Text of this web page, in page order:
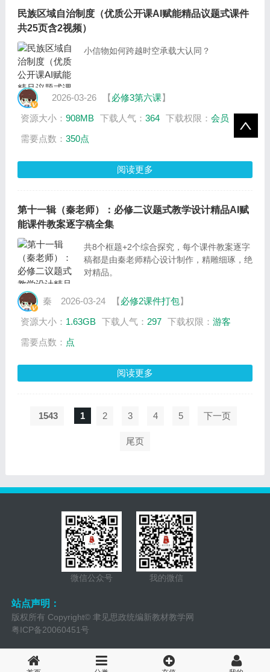
民族区域自治制度（优质公开课AI赋能精品议题式课件
共25页含2视频）
小信物如何跨越时空承载大认同？
2026-03-26 【必修3第六课】
资源大小： 908MB 下载人气： 364 下载权限： 会员
需要点数： 350点
阅读更多
第十一辑（秦老师）：必修二议题式教学设计精品AI赋
能课件教案逐字稿全集
共8个框题+2个综合探究，每个课件教案逐字
稿都是由秦老师精心设计制作，精雕细琢，绝
对精品。
秦 2026-03-24 【必修2课件打包】
资源大小： 1.63GB 下载人气： 297 下载权限： 游客
需要点数： 点
阅读更多
1543 1 2 3 4 5 下一页
尾页
微信公众号 我的微信
站点声明：
版权所有 Copyright© 聿见思政统编新教材教学网
粤ICP备20060451号
QQ：157520968 QQ群：2743800